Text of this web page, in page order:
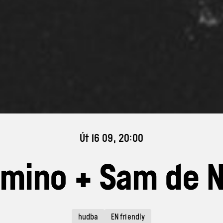
Út 16 09, 20:00
+ Sam de
hudba EN friendly